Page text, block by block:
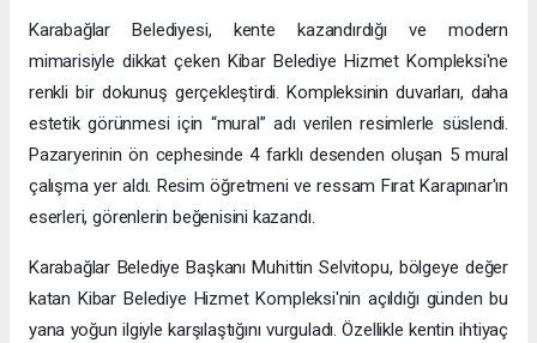
Karabağlar Belediyesi, kente kazandırdığı ve modern
mimarisiyle dikkat çeken Kibar Belediye Hizmet Kompleksi'ne
renkli bir dokunuş gerçekleştirdi. Kompleksinin duvarları, daha
estetik görünmesi için “mural” adı verilen resimlerle süslendi.
Pazaryerinin ön cephesinde 4 farklı desenden oluşan 5 mural
çalışma yer aldı. Resim öğretmeni ve ressam Fırat Karapınar'ın
eserleri, görenlerin beğenisini kazandı.
Karabağlar Belediye Başkanı Muhittin Selvitopu, bölgeye değer
katan Kibar Belediye Hizmet Kompleksi'nin açıldığı günden bu
yana yoğun ilgiyle karşılaştığını vurguladı. Özellikle kentin ihtiyaç